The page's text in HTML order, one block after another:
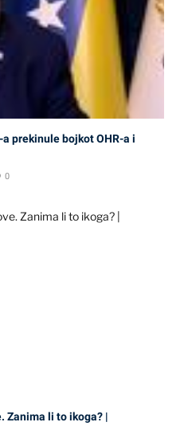
prekinule bojkot OHR-a i
0
Zanima li to ikoga? |